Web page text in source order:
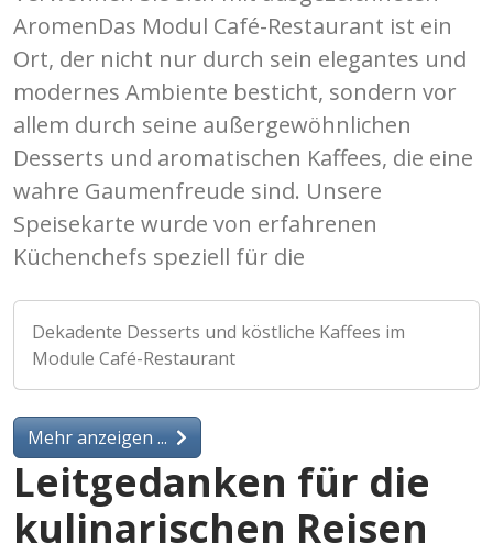
AromenDas Modul Café-Restaurant ist ein
Ort, der nicht nur durch sein elegantes und
modernes Ambiente besticht, sondern vor
allem durch seine außergewöhnlichen
Desserts und aromatischen Kaffees, die eine
wahre Gaumenfreude sind. Unsere
Speisekarte wurde von erfahrenen
Küchenchefs speziell für die
Dekadente Desserts und köstliche Kaffees im
Module Café-Restaurant
Mehr anzeigen ...
Leitgedanken für die
kulinarischen Reisen